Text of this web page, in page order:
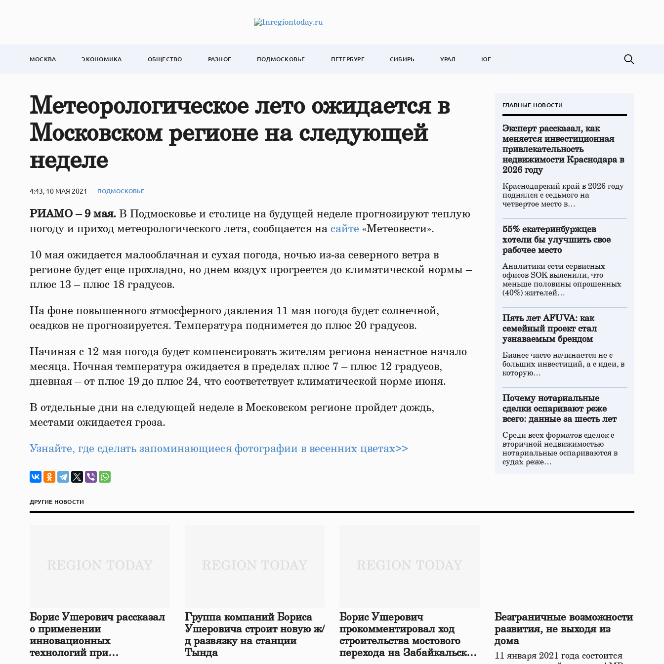
МОСКВА ЭКОНОМИКА ОБЩЕСТВО РАЗНОЕ ПОДМОСКОВЬЕ ПЕТЕРБУРГ СИБИРЬ УРАЛ ЮГ
Метеорологическое лето ожидается в
Московском регионе на следующей
неделе
4:43, 10 МАЯ 2021 ПОДМОСКОВЬЕ
РИАМО – 9 мая. В Подмосковье и столице на будущей неделе прогнозируют теплую
погоду и приход метеорологического лета, сообщается на сайте «Метеовести».
10 мая ожидается малооблачная и сухая погода, ночью из-за северного ветра в
регионе будет еще прохладно, но днем воздух прогреется до климатической нормы –
плюс 13 – плюс 18 градусов.
На фоне повышенного атмосферного давления 11 мая погода будет солнечной,
осадков не прогнозируется. Температура поднимется до плюс 20 градусов.
Начиная с 12 мая погода будет компенсировать жителям региона ненастное начало
месяца. Ночная температура ожидается в пределах плюс 7 – плюс 12 градусов,
дневная – от плюс 19 до плюс 24, что соответствует климатической норме июня.
В отдельные дни на следующей неделе в Московском регионе пройдет дождь,
местами ожидается гроза.
Узнайте, где сделать запоминающиеся фотографии в весенних цветах>>
ГЛАВНЫЕ НОВОСТИ
Эксперт рассказал, как
меняется инвестиционная
привлекательность
недвижимости Краснодара в
2026 году
Краснодарский край в 2026 году
поднялся с седьмого на
четвертое место в…
55% екатеринбуржцев
хотели бы улучшить свое
рабочее место
Аналитики сети сервисных
офисов SOK выяснили, что
меньше половины опрошенных
(40%) жителей…
Пять лет AFUVA: как
семейный проект стал
узнаваемым брендом
Бизнес часто начинается не с
больших инвестиций, а с идеи, в
которую…
Почему нотариальные
сделки оспаривают реже
всего: данные за шесть лет
Среди всех форматов сделок с
вторичной недвижимостью
нотариальные оспариваются в
судах реже…
ДРУГИЕ НОВОСТИ
Борис Ушерович рассказал
о применении
инновационных
технологий при
Группа компаний Бориса
Ушеровича строит новую ж/
д развязку на станции
Тында
Борис Ушерович
прокомментировал ход
строительства мостового
перехода на Забайкальской
Безграничные возможности
развития, не выходя из
дома
11 января 2021 года состоится